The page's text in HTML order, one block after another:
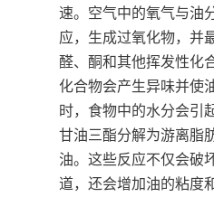
速。空气中的氧气与油
应，生成过氧化物，并
醛、酮和其他挥发性化
化合物会产生异味并使
时，食物中的水分会引
甘油三酯分解为游离脂
油。这些反应不仅会破
道，还会增加油的粘度